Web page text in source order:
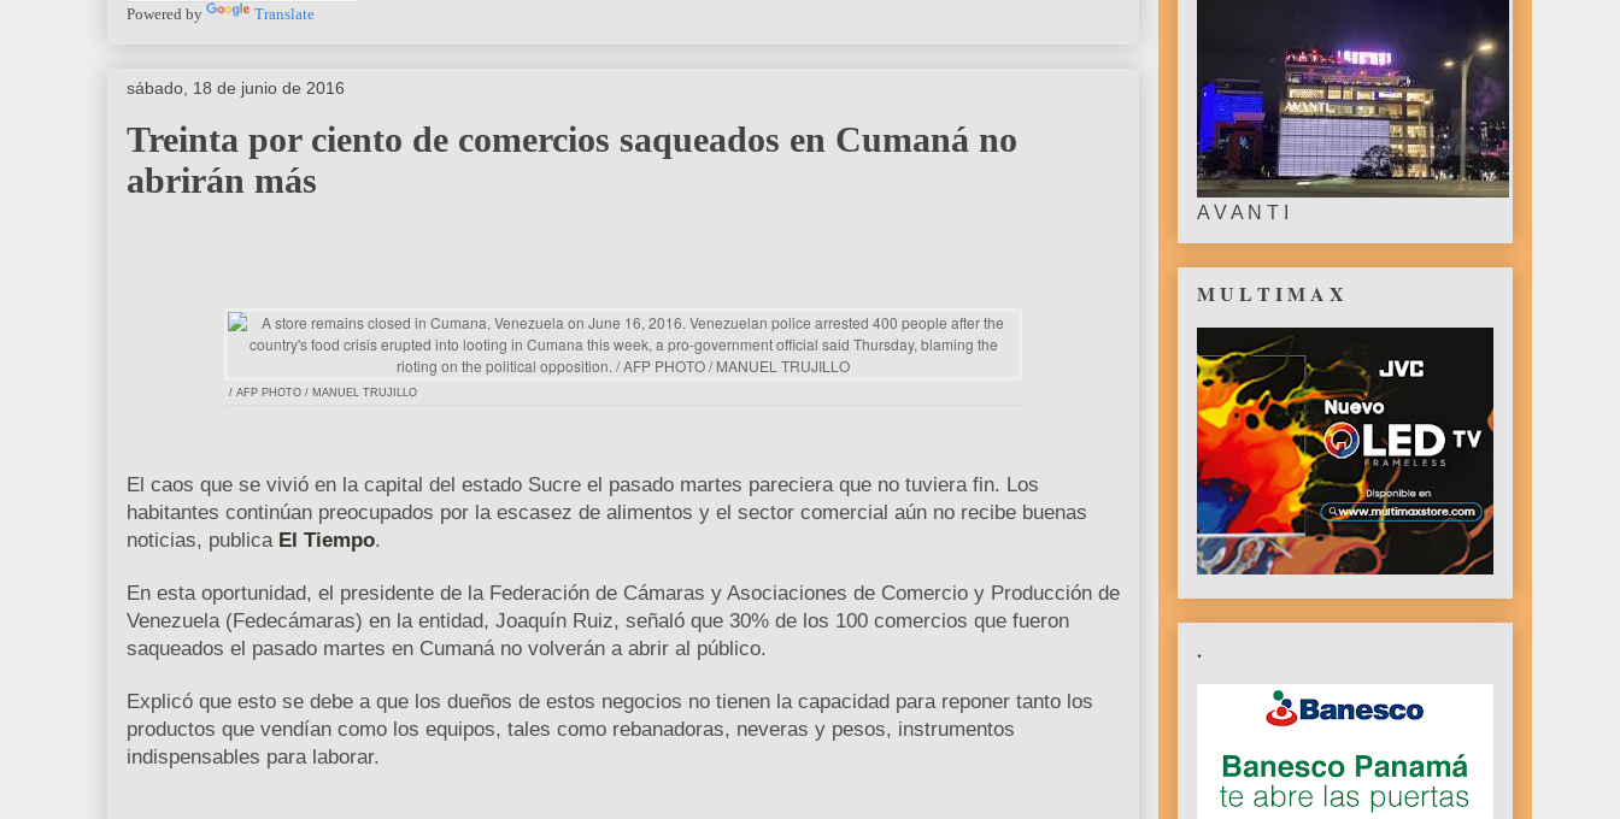
Powered by Translate
sábado, 18 de junio de 2016
Treinta por ciento de comercios saqueados en Cumaná no
abrirán más
/ AFP PHOTO / MANUEL TRUJILLO
El caos que se vivió en la capital del estado Sucre el pasado martes pareciera que no tuviera fin. Los
habitantes continúan preocupados por la escasez de alimentos y el sector comercial aún no recibe buenas
noticias, publica El Tiempo.
En esta oportunidad, el presidente de la Federación de Cámaras y Asociaciones de Comercio y Producción de
Venezuela (Fedecámaras) en la entidad, Joaquín Ruiz, señaló que 30% de los 100 comercios que fueron
saqueados el pasado martes en Cumaná no volverán a abrir al público.
Explicó que esto se debe a que los dueños de estos negocios no tienen la capacidad para reponer tanto los
productos que vendían como los equipos, tales como rebanadoras, neveras y pesos, instrumentos
indispensables para laborar.
A V A N T I
M U L T I M A X
.